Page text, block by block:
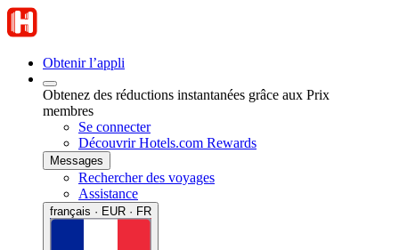
Obtenir l’appli
Obtenez des réductions instantanées grâce aux Prix
membres
Se connecter
Découvrir Hotels.com Rewards
Messages
Rechercher des voyages
Assistance
français · EUR · FR